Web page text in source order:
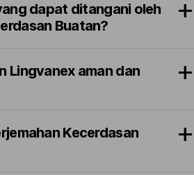
dapat ditangani oleh
Buatan?
Lingvanex aman dan
Kecerdasan